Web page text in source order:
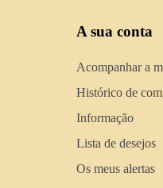
A sua conta
Acompanhar a
Histórico de
Informação
Lista de desejos
Os meus alertas